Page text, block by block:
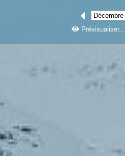
Prévisualiser...